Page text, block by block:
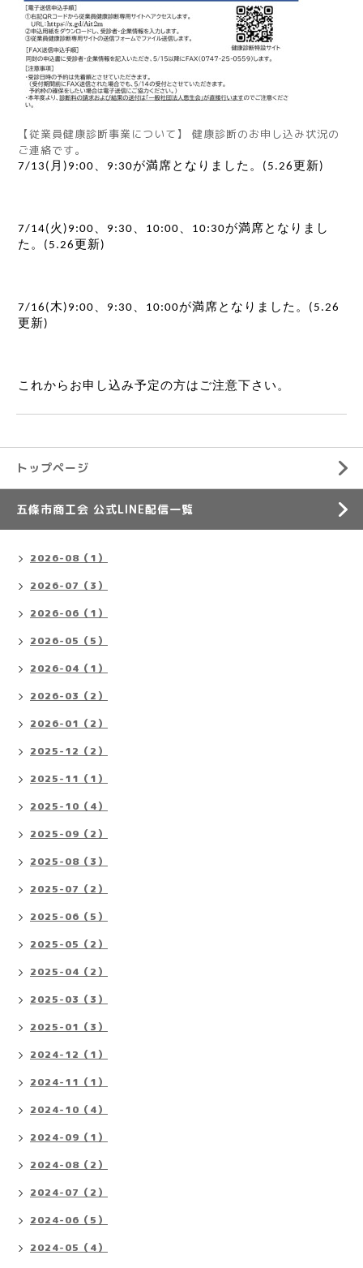
【従業員健康診断事業について】 健康診断のお申し込み状況の
ご連絡です。
7/13( 月 )9:00 9:30が満席となりました。 (5.26更新)
7/14( 火 )9:00 9:30 10:00 10: 30が満席となりまし
た。 (5.26更新)
7/16( 木)9:00 9:30 10:00が満席となりました。 (5.26
更新)
これからお申し込み予定の方はご注意下さい。
トップページ
五條市商工会 公式LINE配信一覧
2026-08（1）
2026-07（3）
2026-06（1）
2026-05（5）
2026-04（1）
2026-03（2）
2026-01（2）
2025-12（2）
2025-11（1）
2025-10（4）
2025-09（2）
2025-08（3）
2025-07（2）
2025-06（5）
2025-05（2）
2025-04（2）
2025-03（3）
2025-01（3）
2024-12（1）
2024-11（1）
2024-10（4）
2024-09（1）
2024-08（2）
2024-07（2）
2024-06（5）
2024-05（4）